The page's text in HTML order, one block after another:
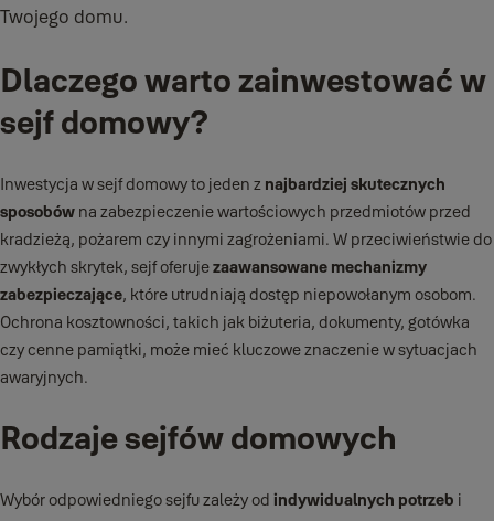
Twojego domu.
Dlaczego warto zainwestować w
sejf domowy?
Inwestycja w sejf domowy to jeden z najbardziej skutecznych
sposobów na zabezpieczenie wartościowych przedmiotów przed
kradzieżą, pożarem czy innymi zagrożeniami. W przeciwieństwie do
zwykłych skrytek, sejf oferujezaawansowane mechanizmy
zabezpieczające, które utrudniają dostęp niepowołanym osobom.
Ochrona kosztowności, takich jak biżuteria, dokumenty, gotówka
czy cenne pamiątki, może mieć kluczowe znaczenie w sytuacjach
awaryjnych.
Rodzaje sejfów domowych
Wybór odpowiedniego sejfu zależy od indywidualnych potrzeb i